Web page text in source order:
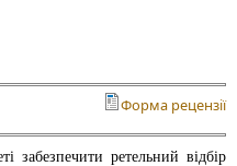
Форма рецензії
забезпечити ретельний відбір